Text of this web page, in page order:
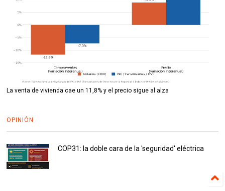
La venta de vivienda cae un 11,8% y el precio sigue al alza
OPINIÓN
COP31: la doble cara de la 'seguridad' eléctrica